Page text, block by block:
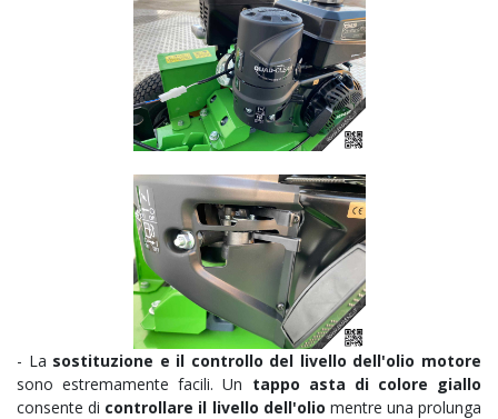
- La sostituzione e il controllo del livello dell'olio motore
sono estremamente facili. Un tappo asta di colore giallo
consente di controllare il livello dell'olio mentre una prolunga